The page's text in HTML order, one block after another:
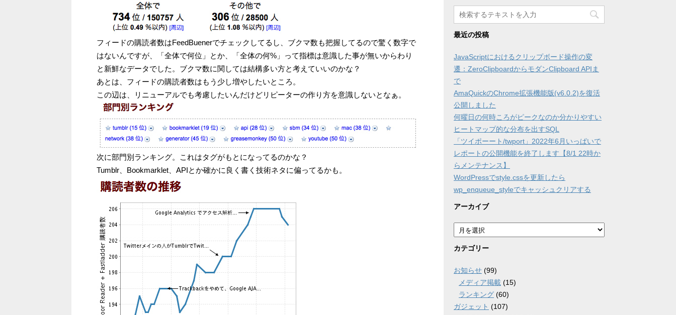
フィードの購読者数はFeedBuenerでチェックしてるし、ブクマ数も把握してるので驚く数字で
はないんですが、「全体で何位」とか、「全体の何%」って指標は意識した事が無いからわり
と新鮮なデータでした。ブクマ数に関しては結構多い方と考えていいのかな？
あとは、フィードの購読者数はもう少し増やしたいところ。
この辺は、リニューアルでも考慮したいんだけどリピーターの作り方を意識しないとなぁ。
次に部門別ランキング。これはタグがもとになってるのかな？
Tumblr、Bookmarklet、APIとか確かに良く書く技術ネタに偏ってるかも。
最近の投稿
JavaScriptにおけるクリップボード操作の変
遷：ZeroClipboardからモダンClipboard APIま
で
AmaQuickのChrome拡張機能版(v6.0.2)を復活
公開しました
何曜日の何時ころがピークなのか分かりやすい
ヒートマップ的な分布を出すSQL
「ツイポーート/twport」2022年6月いっぱいで
レポートの公開機能を終了します【8/1 22時か
らメンテナンス】
WordPressでstyle.cssを更新したら
wp_enqueue_styleでキャッシュクリアする
アーカイブ
ア
ー
カ
ブ
カテゴリー
お知らせ (99)
メディア掲載 (15)
ランキング (60)
ガジェット (107)